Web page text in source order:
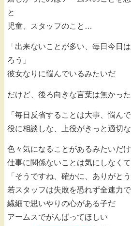
と
児童、スタッフのこと…
「出来ないことが多い、毎日今日
ろう」
彼女なりに悩んでいるみたいだ
だけど、後ろ向きな言葉は無かった
「毎日反省することは大事、悩ん
役に相談しな、上役がきっと適切
色々気になることがあるみたいだ
仕事に関係ないことは気にしなく
「そうですね、確かに、ありがと
若スタッフは失敗を恐れず全速力で
繊細で思いやりの心がある子だ
アームスでがんばってほしい